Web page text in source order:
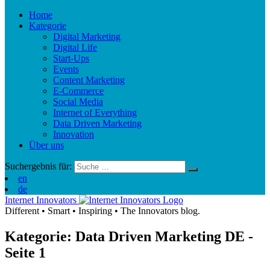
Home
Kategorie
Digital Marketing
Digital Life
Start-Ups
Events
Content Marketing
E-Commerce
Social Media
Internet of Everything
Data Driven Marketing
Innovation
Über uns
Suchergebnis für:
en
de
Internet Innovators
Different • Smart • Inspiring • The Innovators blog.
Kategorie: Data Driven Marketing DE -
Seite 1